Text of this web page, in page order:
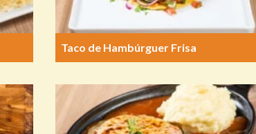
Taco de Hambúrguer Frisa